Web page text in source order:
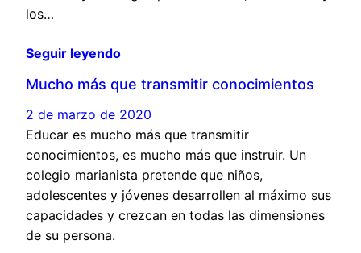
los…
Seguir leyendo
Mucho más que transmitir conocimientos
2 de marzo de 2020
Educar es mucho más que transmitir
conocimientos, es mucho más que instruir. Un
colegio marianista pretende que niños,
adolescentes y jóvenes desarrollen al máximo sus
capacidades y crezcan en todas las dimensiones
de su persona.